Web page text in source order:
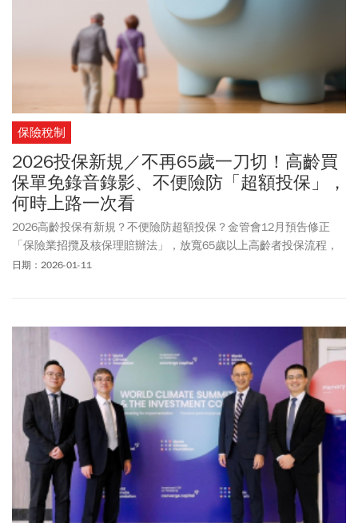
保險稅制
2026投保新規／不再65歲一刀切！高齡買
保單免錄音錄影、不便險防「超額投保」，
何時上路一次看
2026高齡投保有新規？不便險防超額投保？金管會12月預告修正
「保險業招攬及核保理賠辦法」，放寬65歲以上高齡者投保流程，
未來業者若訂定完善保護措施並報備，即可免除強制錄音錄影規
護措施，有條件免除強制錄音錄影與部分電訪流程。「保險業招攬
及核保理賠辦法」共有5大修正重點，需經60天預告期，新規預計
2026農曆春節後正式上路。
日期：2026-01-11